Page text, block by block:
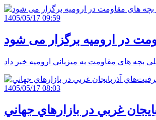
1405/05/17 09:59
در ارومیه برگزار می شود
1405/05/17 08:03
غربي در بازارهاي جهاني